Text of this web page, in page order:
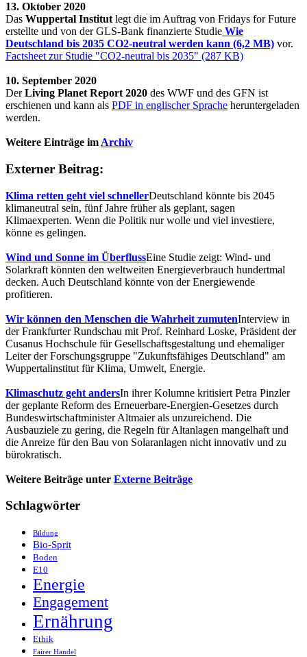
13. Oktober 2020
Das Wuppertal Institut legt die im Auftrag von Fridays for Future
erstellte und von der GLS-Bank finanzierte Studie Wie
Deutschland bis 2035 CO2-neutral werden kann (6,2 MB) vor.
Factsheet zur Studie "CO2-neutral bis 2035" (287 KB)
10. September 2020
DerLiving Planet Report 2020 des WWF und des GFN ist
erschienen und kann als PDF in englischer Sprache heruntergeladen
werden.
Weitere Einträge im Archiv
Externer Beitrag:
Klima retten geht viel schnellerDeutschland könnte bis 2045
klimaneutral sein, fünf Jahre früher als geplant, sagen
Klimaexperten. Wenn die Politik nur wolle und viel investiere,
könne es gelingen.
Wind und Sonne im ÜberflussEine Studie zeigt: Wind- und
Solarkraft könnten den weltweiten Energieverbrauch hundertmal
decken. Auch Deutschland könnte von der Energiewende
profitieren.
Wir können den Menschen die Wahrheit zumutenInterview in
der Frankfurter Rundschau mit Prof. Reinhard Loske, Präsident der
Cusanus Hochschule für Gesellschaftsgestaltung und ehemaliger
Leiter der Forschungsgruppe "Zukunftsfähiges Deutschland" am
Wuppertalinstitut für Klima, Umwelt, Energie.
Klimaschutz geht andersIn ihrer Kolumne kritisiert Petra Pinzler
der geplante Reform des Erneuerbare-Energien-Gesetzes durch
Bundeswirtschaftminister Altmaier als unzureichend. Die
Ausbauziele zu gering, die Regeln für Altanlagen mangelhaft und
die Anreize für den Bau von Solaranlagen nicht innovativ und zu
bürokratisch.
Weitere Beiträge unter Externe Beiträge
Schlagwörter
Bildung
Bio-Sprit
Boden
E10
Energie
Engagement
Ernährung
Ethik
Fairer Handel